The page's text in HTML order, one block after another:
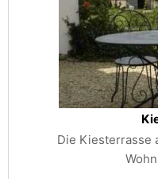
Die Kiesterrasse